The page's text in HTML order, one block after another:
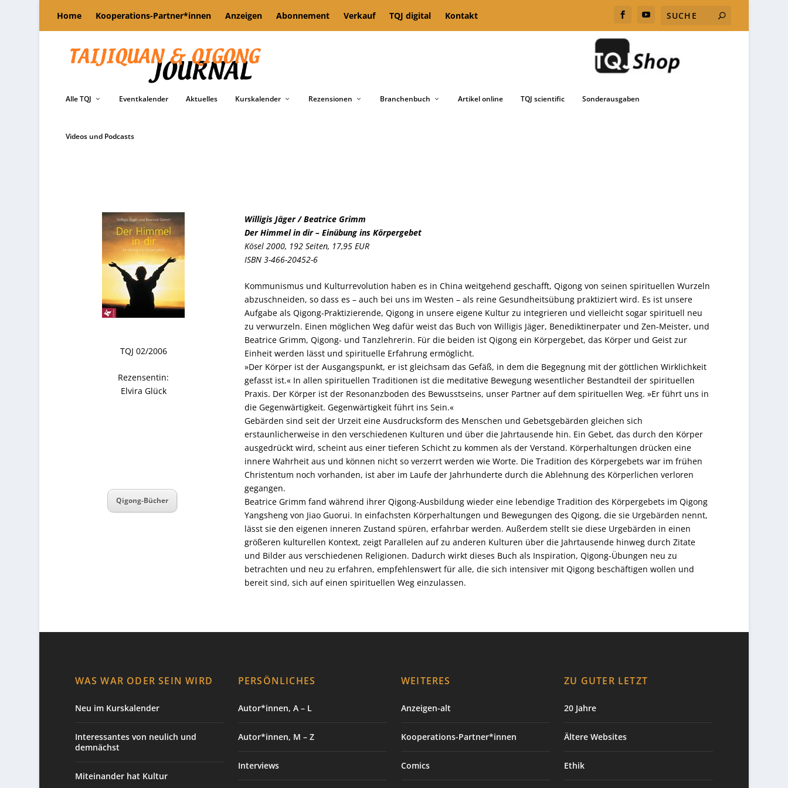
Home Kooperations-Partner*innen Anzeigen Abonnement Verkauf TQJ digital Kontakt
Alle TQJ Eventkalender Aktuelles Kurskalender Rezensionen Branchenbuch Artikel online TQJ scientific Sonderausgaben
Videos und Podcasts
TQJ 02/2006
Rezensentin:
Elvira Glück
Qigong-Bücher
Willigis Jäger / Beatrice Grimm
Der Himmel in dir – Einübung ins Körpergebet
Kösel 2000, 192 Seiten, 17,95 EUR
ISBN 3-466-20452-6
Kommunismus und Kulturrevolution haben es in China weitgehend geschafft, Qigong von seinen spirituellen Wurzeln
abzuschneiden, so dass es – auch bei uns im Westen – als reine Gesundheitsübung praktiziert wird. Es ist unsere
Aufgabe als Qigong-Praktizierende, Qigong in unsere eigene Kultur zu integrieren und vielleicht sogar spirituell neu
zu verwurzeln. Einen möglichen Weg dafür weist das Buch von Willigis Jäger, Benediktinerpater und Zen-Meister, und
Beatrice Grimm, Qigong- und Tanzlehrerin. Für die beiden ist Qigong ein Körpergebet, das Körper und Geist zur
Einheit werden lässt und spirituelle Erfahrung ermöglicht.
»Der Körper ist der Ausgangspunkt, er ist gleichsam das Gefäß, in dem die Begegnung mit der göttlichen Wirklichkeit
gefasst ist.« In allen spirituellen Traditionen ist die meditative Bewegung wesentlicher Bestandteil der spirituellen
Praxis. Der Körper ist der Resonanzboden des Bewusstseins, unser Partner auf dem spirituellen Weg. »Er führt uns in
die Gegenwärtigkeit. Gegenwärtigkeit führt ins Sein.«
Gebärden sind seit der Urzeit eine Ausdrucksform des Menschen und Gebetsgebärden gleichen sich
erstaunlicherweise in den verschiedenen Kulturen und über die Jahrtausende hin. Ein Gebet, das durch den Körper
ausgedrückt wird, scheint aus einer tieferen Schicht zu kommen als der Verstand. Körperhaltungen drücken eine
innere Wahrheit aus und können nicht so verzerrt werden wie Worte. Die Tradition des Körpergebets war im frühen
Christentum noch vorhanden, ist aber im Laufe der Jahrhunderte durch die Ablehnung des Körperlichen verloren
gegangen.
Beatrice Grimm fand während ihrer Qigong-Ausbildung wieder eine lebendige Tradition des Körpergebets im Qigong
Yangsheng von Jiao Guorui. In einfachsten Körperhaltungen und Bewegungen des Qigong, die sie Urgebärden nennt,
lässt sie den eigenen inneren Zustand spüren, erfahrbar werden. Außerdem stellt sie diese Urgebärden in einen
größeren kulturellen Kontext, zeigt Parallelen auf zu anderen Kulturen über die Jahrtausende hinweg durch Zitate
und Bilder aus verschiedenen Religionen. Dadurch wirkt dieses Buch als Inspiration, Qigong-Übungen neu zu
betrachten und neu zu erfahren, empfehlenswert für alle, die sich intensiver mit Qigong beschäftigen wollen und
bereit sind, sich auf einen spirituellen Weg einzulassen.
WAS WAR ODER SEIN WIRD
Neu im Kurskalender
Interessantes von neulich und
demnächst
Miteinander hat Kultur
PERSÖNLICHES
Autor*innen, A – L
Autor*innen, M – Z
Interviews
WEITERES
Anzeigen-alt
Kooperations-Partner*innen
Comics
ZU GUTER LETZT
20 Jahre
Ältere Websites
Ethik